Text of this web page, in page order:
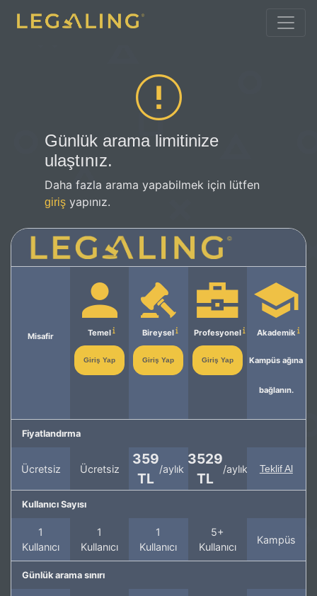
Günlük arama limitinize
ulaştınız.
Daha fazla arama yapabilmek için lütfen
giriş yapınız.
Misafir Temel
Giriş Yap
Bireysel
Giriş Yap
Profesyonel
Giriş Yap
Akademik
Kampüs ağına
bağlanın.
Fiyatlandırma
Ücretsiz Ücretsiz
359
TL
/aylık
3529
TL
/aylık Teklif Al
Kullanıcı Sayısı
1
Kullanıcı
1
Kullanıcı
1
Kullanıcı
5+
Kullanıcı
Kampüs
Günlük arama sınırı